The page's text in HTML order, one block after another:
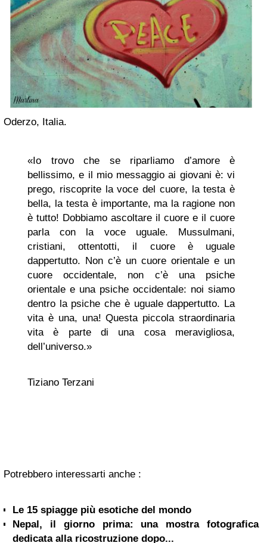
Oderzo, Italia.
«Io trovo che se riparliamo d’amore è
bellissimo, e il mio messaggio ai giovani è: vi
prego, riscoprite la voce del cuore, la testa è
bella, la testa è importante, ma la ragione non
è tutto! Dobbiamo ascoltare il cuore e il cuore
parla con la voce uguale. Mussulmani,
cristiani, ottentotti, il cuore è uguale
dappertutto. Non c’è un cuore orientale e un
cuore occidentale, non c’è una psiche
orientale e una psiche occidentale: noi siamo
dentro la psiche che è uguale dappertutto. La
vita è una, una! Questa piccola straordinaria
vita è parte di una cosa meravigliosa,
dell’universo.»
Tiziano Terzani
Potrebbero interessarti anche :
Le 15 spiagge più esotiche del mondo
Nepal, il giorno prima: una mostra fotografica
dedicata alla ricostruzione dopo...